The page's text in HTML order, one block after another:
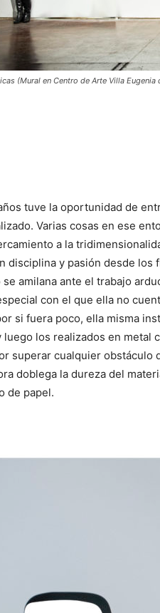
(Mural en Centro de Arte Villa
tuve la oportunidad de
Varias cosas en ese
a la
disciplina y pasión desde los
amilana ante el trabajo
con el que ella no
si fuera poco, ella misma
luego los realizados en metal
superar cualquier obstáculo
doblega la dureza del
de papel.